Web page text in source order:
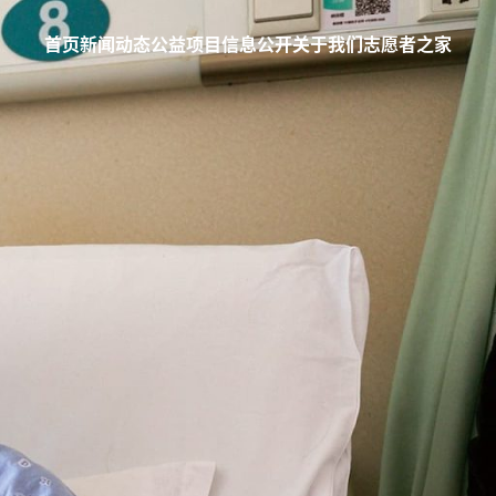
首页新闻动态公益项目信息公开关于我们志愿者之家